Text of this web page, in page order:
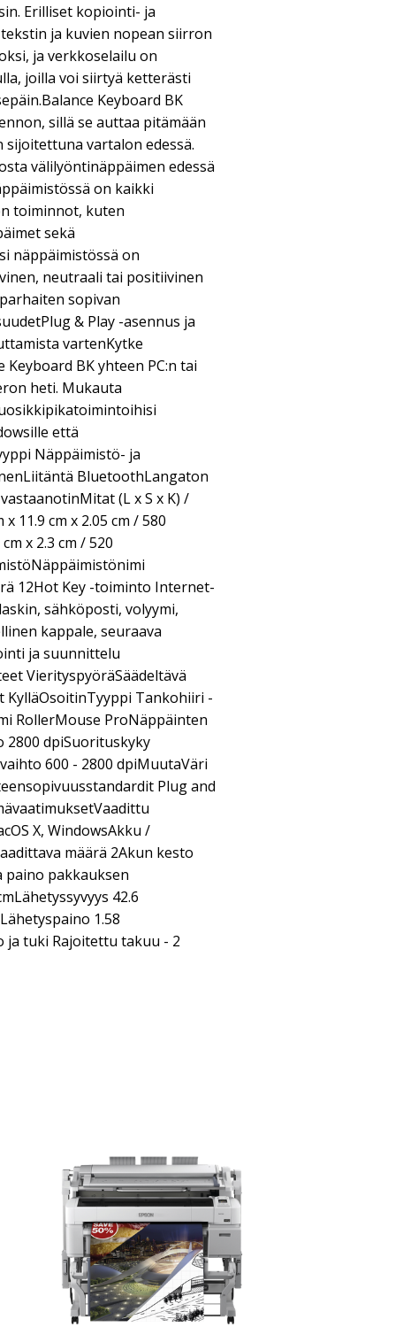
Erilliset kopiointi- ja
ja kuvien nopean siirron
ja verkkoselailu on
joilla voi siirtyä ketterästi
Keyboard BK
sillä se auttaa pitämään
vartalon edessä.
välilyöntinäppäimen edessä
on kaikki
toiminnot, kuten
sekä
näppäimistössä on
neutraali tai positiivinen
sopivan
& Play -asennus ja
vartenKytke
BK yhteen PC:n tai
heti. Mukauta
että
Näppäimistö- ja
BluetoothLangaton
(L x S x K) /
11.9 cm x 2.05 cm / 580
x 2.3 cm / 520
12Hot Key -toiminto Internet-
sähköposti, volyymi,
kappale, seuraava
ja suunnittelu
VierityspyöräSäädeltävä
KylläOsoitinTyyppi Tankohiiri -
RollerMouse ProNäppäinten
2800 dpiSuorituskyky
600 - 2800 dpiMuutaVäri
Plug and
X, WindowsAkku /
määrä 2Akun kesto
pakkauksen
42.6
1.58
ja tuki Rajoitettu takuu - 2